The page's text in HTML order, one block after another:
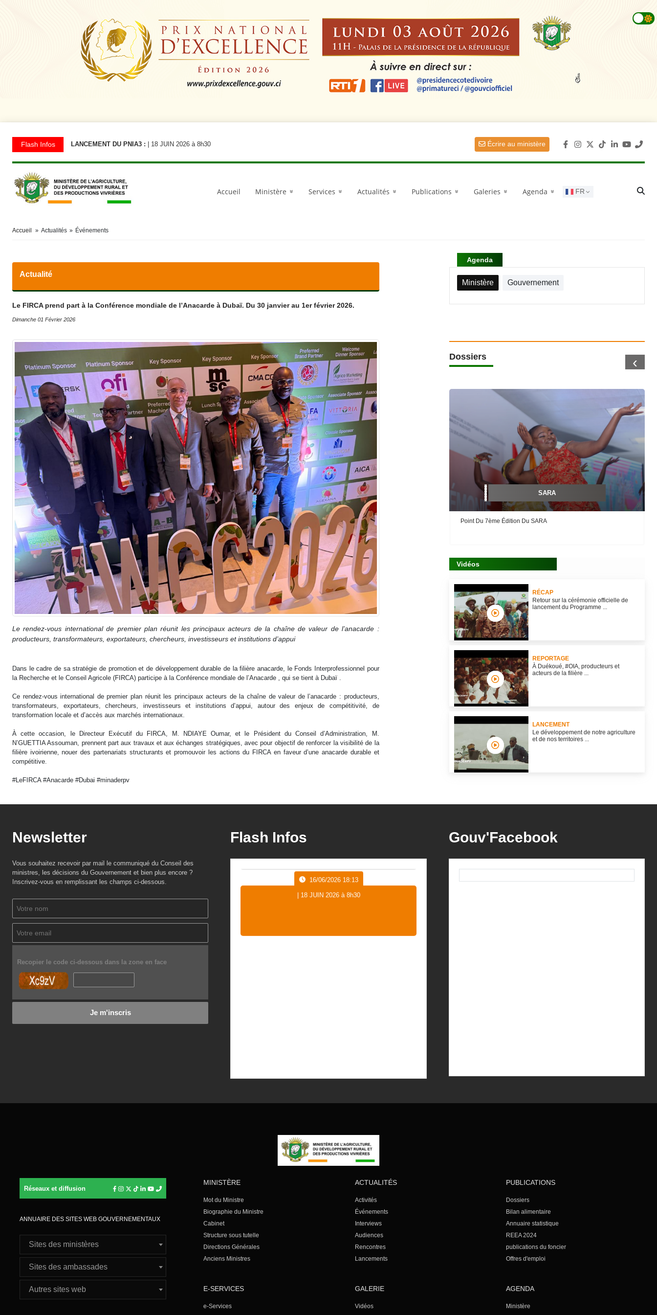
Flash Infos LANCEMENT DU PNIA3 : | 18 JUIN 2026 à 8h30 | 18 JUIN 2026 à 8h30
Écrire au ministère
Accueil Ministère » Services » Actualités » Publications » Galeries » Agenda » FR
Accueil » Actualités » Événements
Actualité
Le FIRCA prend part à la Conférence mondiale de l’Anacarde à Dubaï. Du 30 janvier au 1er février 2026.
Dimanche 01 Février 2026
Le rendez-vous international de premier plan réunit les principaux acteurs de la chaîne de valeur de l’anacarde :
producteurs, transformateurs, exportateurs, chercheurs, investisseurs et institutions d’appui
Dans le cadre de sa stratégie de promotion et de développement durable de la filière anacarde, le Fonds Interprofessionnel pour
la Recherche et le Conseil Agricole (FIRCA) participe à la Conférence mondiale de l’Anacarde , qui se tient à Dubaï .
Ce rendez-vous international de premier plan réunit les principaux acteurs de la chaîne de valeur de l’anacarde : producteurs,
transformateurs, exportateurs, chercheurs, investisseurs et institutions d’appui, autour des enjeux de compétitivité, de
transformation locale et d’accès aux marchés internationaux.
À cette occasion, le Directeur Exécutif du FIRCA, M. NDIAYE Oumar, et le Président du Conseil d’Administration, M.
N’GUETTIA Assouman, prennent part aux travaux et aux échanges stratégiques, avec pour objectif de renforcer la visibilité de la
filière ivoirienne, nouer des partenariats structurants et promouvoir les actions du FIRCA en faveur d’une anacarde durable et
compétitive.
#LeFIRCA #Anacarde #Dubai #minaderpv
Agenda
Ministère Gouvernement
Dossiers
SARA
Point Du 7ème Édition Du SARA
SARA
Point Du 7ème Édition Du SARA
SARA
Point Du 7ème Édition Du SARA
‹
Vidéos
RÉCAP
Retour sur la cérémonie officielle de
lancement du Programme ...
REPORTAGE
À Duékoué, #OIA, producteurs et
acteurs de la filière ...
LANCEMENT
Le développement de notre agriculture
et de nos territoires ...
Newsletter
Vous souhaitez recevoir par mail le communiqué du Conseil des
ministres, les décisions du Gouvernement et bien plus encore ?
Inscrivez-vous en remplissant les champs ci-dessous.
Recopier le code ci-dessous dans la zone en face
Flash Infos
16/06/2026 18:13
| 18 JUIN 2026 à 8h30
Gouv'Facebook
Réseaux et diffusion
ANNUAIRE DES SITES WEB GOUVERNEMENTAUX
Sites des ministères
Sites des ambassades
Autres sites web
MINISTÈRE
Mot du Ministre
Biographie du Ministre
Cabinet
Structure sous tutelle
Directions Générales
Anciens Ministres
ACTUALITÉS
Activités
Événements
Interviews
Audiences
Rencontres
Lancements
PUBLICATIONS
Dossiers
Bilan alimentaire
Annuaire statistique
REEA 2024
publications du foncier
Offres d'emploi
E-SERVICES
e-Services
GALERIE
Vidéos
AGENDA
Ministère